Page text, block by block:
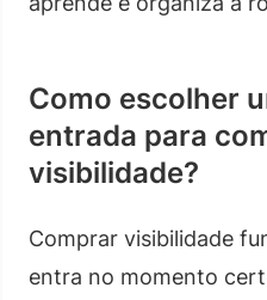
Como escolher
entrada para
visibilidade?
Comprar visibilidade
entra no momento